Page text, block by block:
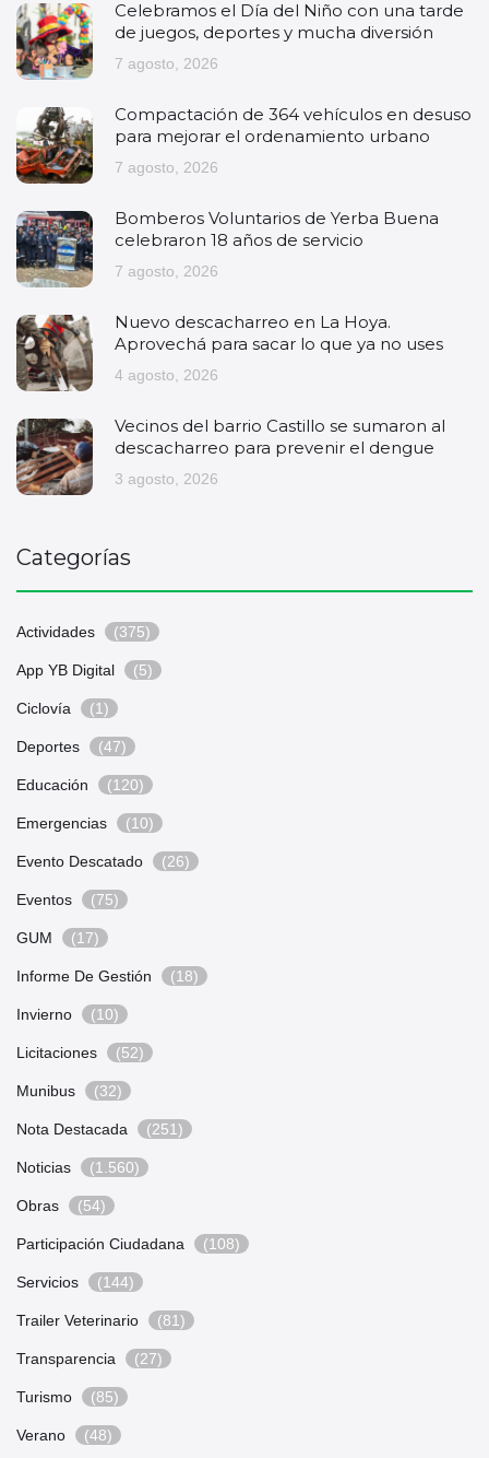
Celebramos el Día del Niño con una tarde
de juegos, deportes y mucha diversión
7 agosto, 2026
Compactación de 364 vehículos en desuso
para mejorar el ordenamiento urbano
7 agosto, 2026
Bomberos Voluntarios de Yerba Buena
celebraron 18 años de servicio
7 agosto, 2026
Nuevo descacharreo en La Hoya.
Aprovechá para sacar lo que ya no uses
4 agosto, 2026
Vecinos del barrio Castillo se sumaron al
descacharreo para prevenir el dengue
3 agosto, 2026
Categorías
Actividades (375)
App YB Digital (5)
Ciclovía (1)
Deportes (47)
Educación (120)
Emergencias (10)
Evento Descatado (26)
Eventos (75)
GUM (17)
Informe De Gestión (18)
Invierno (10)
Licitaciones (52)
Munibus (32)
Nota Destacada (251)
Noticias (1.560)
Obras (54)
Participación Ciudadana (108)
Servicios (144)
Trailer Veterinario (81)
Transparencia (27)
Turismo (85)
Verano (48)